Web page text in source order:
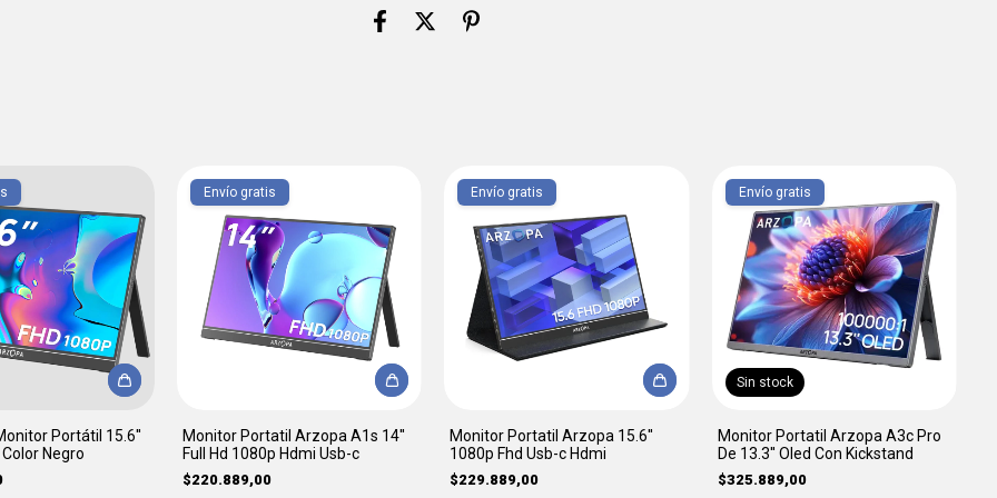
Portátil 15.6''
Negro
Envío gratis
Monitor Portatil Arzopa A1s 14''
Full Hd 1080p Hdmi Usb-c
$220.889,00
Envío gratis
Monitor Portatil Arzopa 15.6''
1080p Fhd Usb-c Hdmi
$229.889,00
Sin stock
Envío gratis
Monitor Portatil Arzopa A3c Pro
De 13.3'' Oled Con Kickstand
$325.889,00